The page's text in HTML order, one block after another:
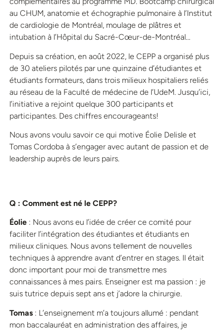
au CHUM, anatomie et échographie pulmonaire à l’Institut
de cardiologie de Montréal, moulage de plâtres et
intubation à l’Hôpital du Sacré-Cœur-de-Montréal…
Depuis sa création, en août 2022, le CEPP a organisé plus
de 30 ateliers pilotés par une quinzaine d’étudiantes et
étudiants formateurs, dans trois milieux hospitaliers reliés
au réseau de la Faculté de médecine de l’UdeM. Jusqu’ici,
l’initiative a rejoint quelque 300 participants et
participantes. Des chiffres encourageants!
Nous avons voulu savoir ce qui motive Éolie Delisle et
Tomas Cordoba à s’engager avec autant de passion et de
leadership auprès de leurs pairs.
Q : Comment est né le CEPP?
Éolie : Nous avons eu l’idée de créer ce comité pour
faciliter l’intégration des étudiantes et étudiants en
milieux cliniques. Nous avons tellement de nouvelles
techniques à apprendre avant d’entrer en stages. Il était
donc important pour moi de transmettre mes
connaissances à mes pairs. Enseigner est ma passion : je
suis tutrice depuis sept ans et j’adore la chirurgie.
Tomas : L’enseignement m’a toujours allumé : pendant
mon baccalauréat en administration des affaires, je